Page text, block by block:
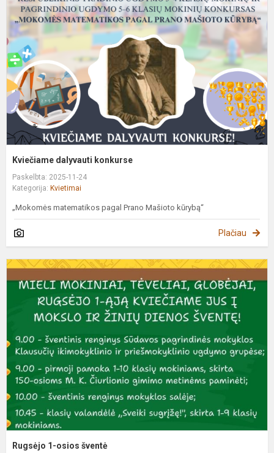
Kviečiame dalyvauti konkurse
Paskelbta: 2025-11-24
Kategorija: Kvietimai
„Mokomės matematikos pagal Prano Mašioto kūrybą“
Plačiau
Rugsėjo 1-osios šventė